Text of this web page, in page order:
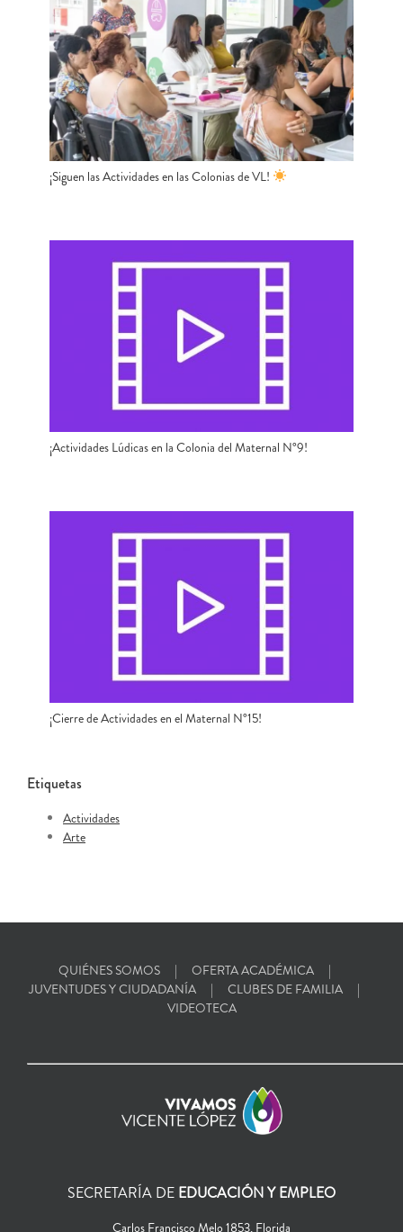
¡Siguen las Actividades en las Colonias de VL!
¡Actividades Lúdicas en la Colonia del Maternal N°9!
¡Cierre de Actividades en el Maternal N°15!
Etiquetas
Actividades
Arte
QUIÉNES SOMOS
OFERTA ACADÉMICA
JUVENTUDES Y CIUDADANÍA
CLUBES DE FAMILIA
VIDEOTECA
SECRETARÍA DE EDUCACIÓN Y EMPLEO
Carlos Francisco Melo 1853, Florida